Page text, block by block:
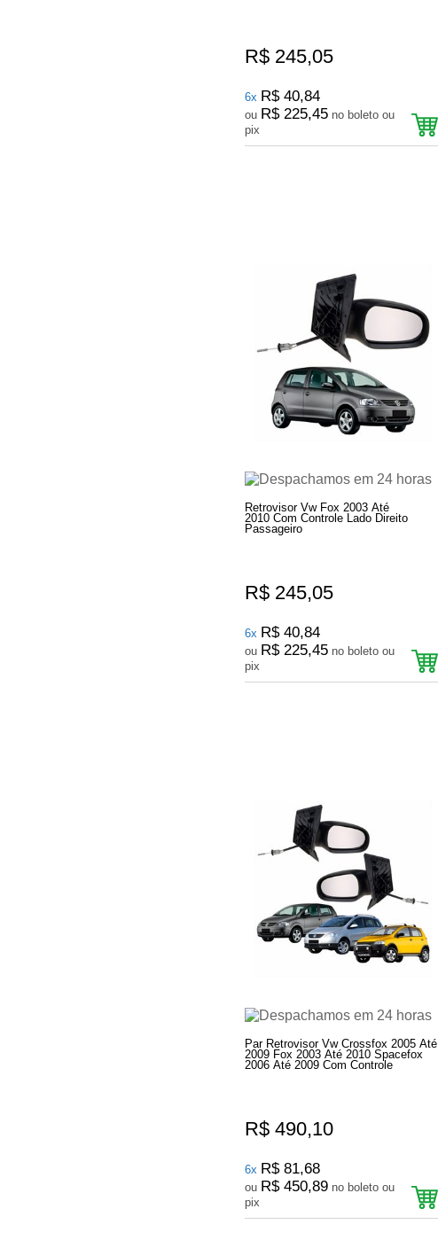
R$ 245,05
6x R$ 40,84
ou R$ 225,45 no boleto ou
pix
Retrovisor Vw Fox 2003 Até
2010 Com Controle Lado Direito
Passageiro
R$ 245,05
6x R$ 40,84
ou R$ 225,45 no boleto ou
pix
Par Retrovisor Vw Crossfox 2005 Até
2009 Fox 2003 Até 2010 Spacefox
2006 Até 2009 Com Controle
R$ 490,10
6x R$ 81,68
ou R$ 450,89 no boleto ou
pix